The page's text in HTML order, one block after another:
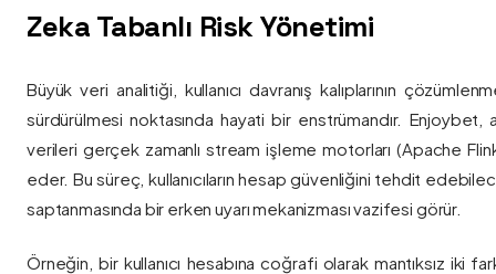
Zeka Tabanlı Risk Yönetimi
Büyük veri analitiği, kullanıcı davranış kalıplarının
sürdürülmesi noktasında hayati bir enstrümandır. Enjoybet,
verileri gerçek zamanlı stream işleme motorları (Apache Flink
eder. Bu süreç, kullanıcıların hesap güvenliğini tehdit
saptanmasında bir erken uyarı mekanizması vazifesi görür.
Örneğin, bir kullanıcı hesabına coğrafi olarak mantıksız iki